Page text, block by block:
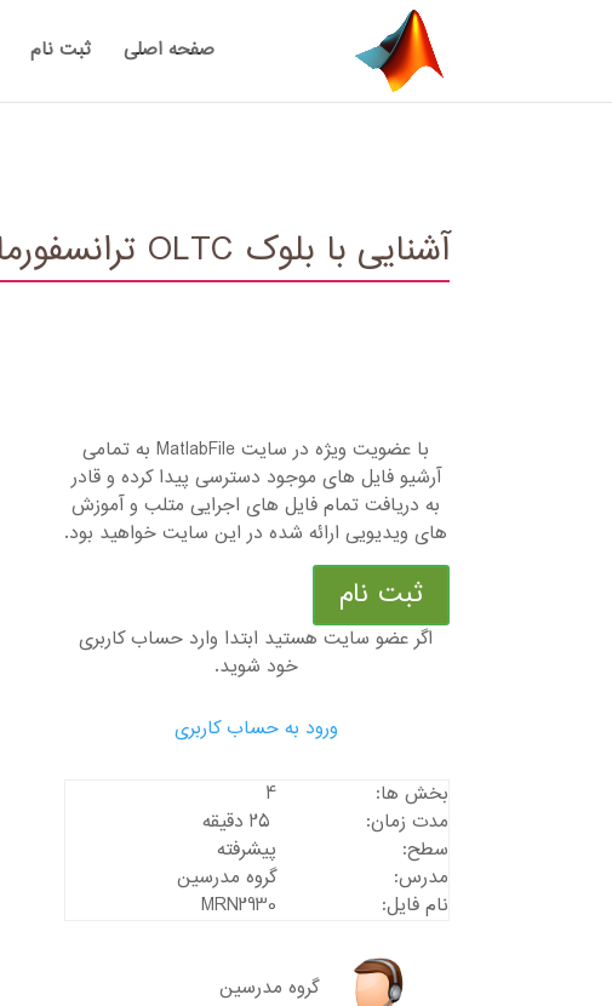
صفحه اصلی ثبت نام
آشنایی با بلوک OLTC ترانسفورماتور تنظیم کننده OLTC سه فاز در نرم افزار Matlab
با عضویت ویژه در سایت MatlabFile به تمامی
آرشیو فایل های موجود دسترسی پیدا کرده و قادر
به دریافت تمام فایل های اجرایی متلب و آموزش
های ویدیویی ارائه شده در این سایت خواهید بود.
ثبت نام
اگر عضو سایت هستید ابتدا وارد حساب کاربری
خود شوید.
ورود به حساب کاربری
بخش ها:
4
مدت زمان:
سطح:
پیشرفته
مدرس:
گروه مدرسین
نام فایل:
MRN2930
گروه مدرسین